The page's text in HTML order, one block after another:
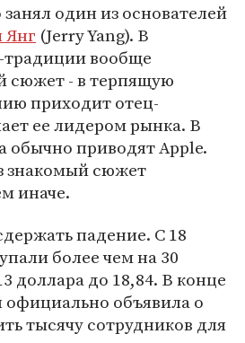
один из основателей
(Jerry Yang). В
традиции вообще
сюжет - в терпящую
приходит отец-
ее лидером рынка. В
обычно приводят Apple.
знакомый сюжет
иначе.
падение. С 18
более чем на 30
доллара до 18,84. В конце
официально объявила о
тысячу сотрудников для